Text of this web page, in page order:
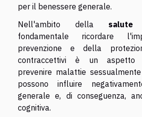
per il benessere generale.
Nell'ambito della salute
fondamentale ricordare
prevenzione e della
contraccettivi è un aspetto
prevenire malattie
possono influire
generale e, di conseguenza,
cognitiva.